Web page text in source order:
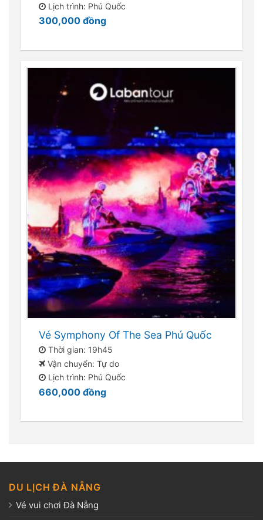
Lịch trình: Phú Quốc
300,000đồng
Vé Symphony Of The Sea Phú Quốc
Thời gian: 19h45
Vận chuyển: Tự do
Lịch trình: Phú Quốc
660,000đồng
DU LỊCH ĐÀ NẴNG
Vé vui chơi Đà Nẵng